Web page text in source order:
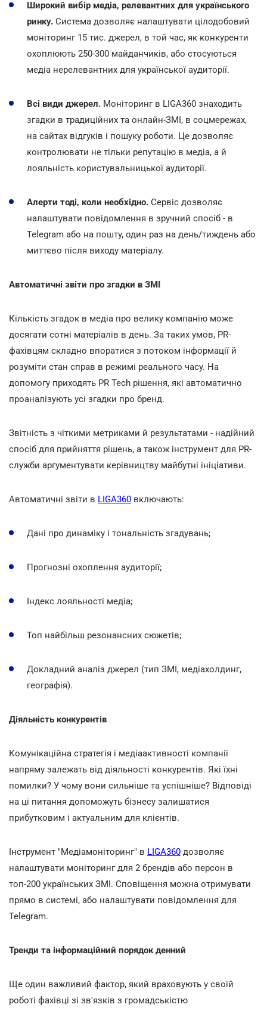
Широкий вибір медіа, релевантних для українського
ринку. Система дозволяє налаштувати цілодобовий
моніторинг 15 тис. джерел, в той час, як конкуренти
охоплюють 250-300 майданчиків, або стосуються
медіа нерелевантних для української аудиторії.
Всі види джерел. Моніторинг в LIGA360 знаходить
згадки в традиційних та онлайн-ЗМІ, в соцмережах,
на сайтах відгуків і пошуку роботи. Це дозволяє
контролювати не тільки репутацію в медіа, а й
лояльність користувальницької аудиторії.
Алерти тоді, коли необхідно. Сервіс дозволяє
налаштувати повідомлення в зручний спосіб - в
Telegram або на пошту, один раз на день/тиждень або
миттєво після виходу матеріалу.
Автоматичні звіти про згадки в ЗМІ
Кількість згадок в медіа про велику компанію може
досягати сотні матеріалів в день. За таких умов, PR-
фахівцям складно впоратися з потоком інформації й
розуміти стан справ в режимі реального часу. На
допомогу приходять PR Tech рішення, які автоматично
проаналізують усі згадки про бренд.
Звітність з чіткими метриками й результатами - надійний
спосіб для прийняття рішень, а також інструмент для PR-
служби аргументувати керівництву майбутні ініціативи.
Автоматичні звіти в LIGA360 включають:
Дані про динаміку і тональність згадувань;
Прогнозні охоплення аудиторії;
Індекс лояльності медіа;
Топ найбільш резонансних сюжетів;
Докладний аналіз джерел (тип ЗМІ, медіахолдинг,
географія).
Діяльність конкурентів
Комунікаційна стратегія і медіаактивності компанії
напряму залежать від діяльності конкурентів. Які їхні
помилки? У чому вони сильніше та успішніше? Відповіді
на ці питання допоможуть бізнесу залишатися
прибутковим і актуальним для клієнтів.
Інструмент "Медіамоніторинг" в LIGA360 дозволяє
налаштувати моніторинг для 2 брендів або персон в
топ-200 українських ЗМІ. Сповіщення можна отримувати
прямо в системі, або налаштувати повідомлення для
Telegram.
Тренди та інформаційний порядок денний
Ще один важливий фактор, який враховують у своїй
роботі фахівці зі зв'язків з громадськістю